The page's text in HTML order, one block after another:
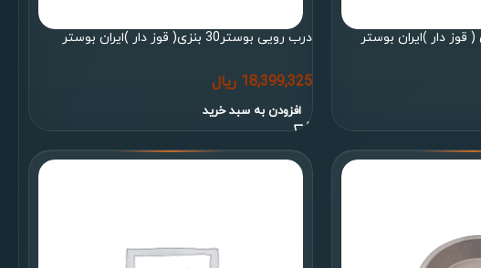
درب رویی بوستر30 بنزی( قوز دار )ایران بوستر
18,399,325 ریال
افزودن به سبد خرید